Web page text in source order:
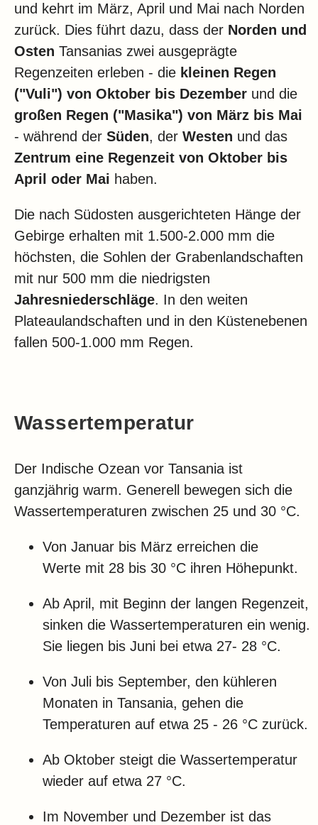
und kehrt im März, April und Mai nach Norden
zurück. Dies führt dazu, dass der Norden und
Osten Tansanias zwei ausgeprägte
Regenzeiten erleben - die kleinen Regen
("Vuli") von Oktober bis Dezember und die
großen Regen ("Masika") von März bis Mai
- während der Süden, der Westen und das
Zentrum eine Regenzeit von Oktober bis
April oder Mai haben.
Die nach Südosten ausgerichteten Hänge der
Gebirge erhalten mit 1.500-2.000 mm die
höchsten, die Sohlen der Grabenlandschaften
mit nur 500 mm die niedrigsten
Jahresniederschläge. In den weiten
Plateaulandschaften und in den Küstenebenen
fallen 500-1.000 mm Regen.
Wassertemperatur
Der Indische Ozean vor Tansania ist
ganzjährig warm. Generell bewegen sich die
Wassertemperaturen zwischen 25 und 30 °C.
Von Januar bis März erreichen die
Werte mit 28 bis 30 °C ihren Höhepunkt.
Ab April, mit Beginn der langen Regenzeit,
sinken die Wassertemperaturen ein wenig.
Sie liegen bis Juni bei etwa 27- 28 °C.
Von Juli bis September, den kühleren
Monaten in Tansania, gehen die
Temperaturen auf etwa 25 - 26 °C zurück.
Ab Oktober steigt die Wassertemperatur
wieder auf etwa 27 °C.
Im November und Dezember ist das